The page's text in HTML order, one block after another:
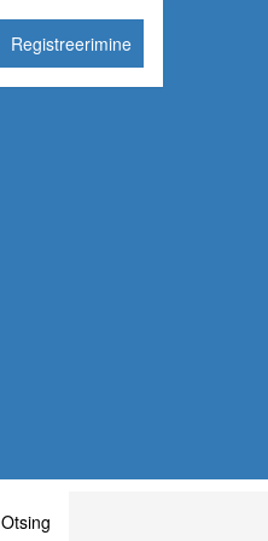
Registreerimine
Otsing